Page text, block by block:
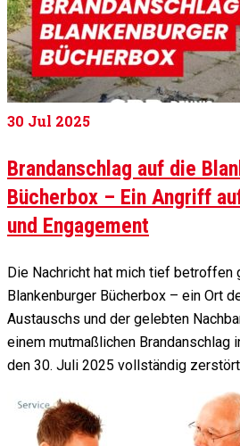
30 Jul 2025
Brandanschlag auf die
Bücherbox – Ein Angriff
und Engagement
Die Nachricht hat mich tief betroffen
Blankenburger Bücherbox – ein Ort
Austauschs und der gelebten
einem mutmaßlichen Brandanschlag
den 30. Juli 2025 vollständig